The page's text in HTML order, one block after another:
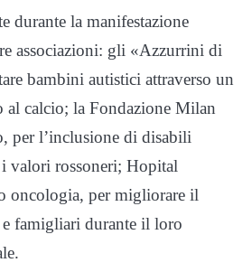
durante la manifestazione
associazioni: gli «Azzurrini di
bambini autistici attraverso un
al calcio; la Fondazione Milan
per l’inclusione di disabili
valori rossoneri; Hopital
oncologia, per migliorare il
e famigliari durante il loro